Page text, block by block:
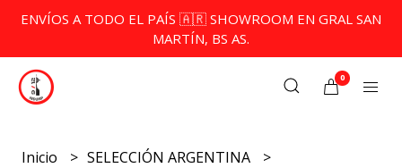
ENVÍOS A TODO EL PAÍS 🇦🇷 SHOWROOM EN GRAL SAN
MARTÍN, BS AS.
0
Inicio
SELECCIÓN ARGENTINA